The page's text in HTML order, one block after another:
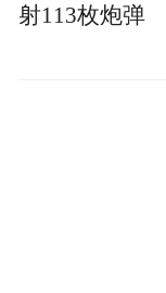
射113枚炮弹